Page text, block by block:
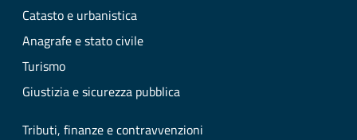
Catasto e urbanistica
Anagrafe e stato civile
Turismo
Giustizia e sicurezza pubblica
Tributi, finanze e contravvenzioni